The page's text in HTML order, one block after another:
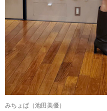
みちょぱ（池田美優）